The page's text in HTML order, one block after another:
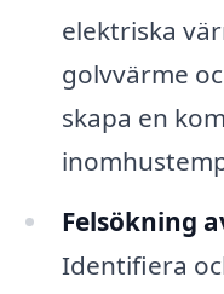
elektriska
golvvärme
skapa en
Felsökning
Identifiera